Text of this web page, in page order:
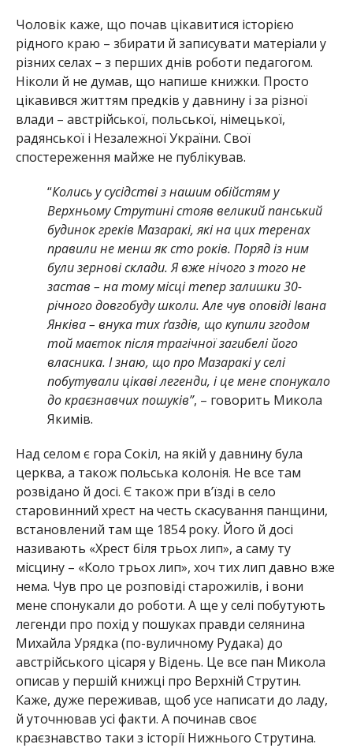
Чоловік каже, що почав цікавитися історією
рідного краю – збирати й записувати матеріали у
різних селах – з перших днів роботи педагогом.
Ніколи й не думав, що напише книжки. Просто
цікавився життям предків у давнину і за різної
влади – австрійської, польської, німецької,
радянської і Незалежної України. Свої
спостереження майже не публікував.
“Колись у сусідстві з нашим обійстям у
Верхньому Струтині стояв великий панський
будинок греків Мазаракі, які на цих теренах
правили не менш як сто років. Поряд із ним
були зернові склади. Я вже нічого з того не
застав – на тому місці тепер залишки 30-
річного довгобуду школи. Але чув оповіді Івана
Янківа – внука тих ґаздів, що купили згодом
той маєток після трагічної загибелі його
власника. І знаю, що про Мазаракі у селі
побутували цікаві легенди, і це мене спонукало
до краєзнавчих пошуків”, – говорить Микола
Якимів.
Над селом є гора Сокіл, на якій у давнину була
церква, а також польська колонія. Не все там
розвідано й досі. Є також при в’їзді в село
старовинний хрест на честь скасування панщини,
встановлений там ще 1854 року. Його й досі
називають «Хрест біля трьох лип», а саму ту
місцину – «Коло трьох лип», хоч тих лип давно вже
нема. Чув про це розповіді старожилів, і вони
мене спонукали до роботи. А ще у селі побутують
легенди про похід у пошуках правди селянина
Михайла Урядка (по-вуличному Рудака) до
австрійського цісаря у Відень. Це все пан Микола
описав у першій книжці про Верхній Струтин.
Каже, дуже переживав, щоб усе написати до ладу,
й уточнював усі факти. А починав своє
краєзнавство таки з історії Нижнього Струтина.